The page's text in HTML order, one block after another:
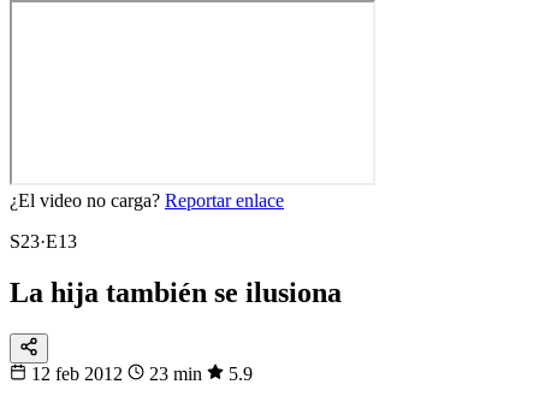
¿El video no carga? Reportar enlace
S23·E13
La hija también se ilusiona
12 feb 2012 23 min
5.9